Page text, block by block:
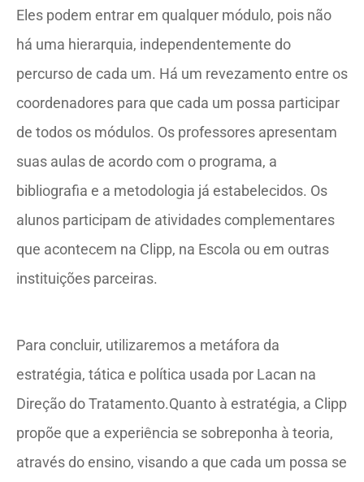
Eles podem entrar em qualquer módulo, pois não
há uma hierarquia, independentemente do
percurso de cada um. Há um revezamento entre os
coordenadores para que cada um possa participar
de todos os módulos. Os professores apresentam
suas aulas de acordo com o programa, a
bibliografia e a metodologia já estabelecidos. Os
alunos participam de atividades complementares
que acontecem na Clipp, na Escola ou em outras
instituições parceiras.
Para concluir, utilizaremos a metáfora da
estratégia, tática e política usada por Lacan na
Direção do Tratamento.Quanto à estratégia, a Clipp
propõe que a experiência se sobreponha à teoria,
através do ensino, visando a que cada um possa se